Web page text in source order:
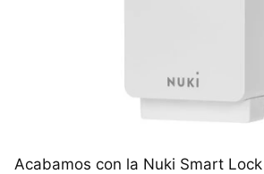
Acabamos con la Nuki Smart